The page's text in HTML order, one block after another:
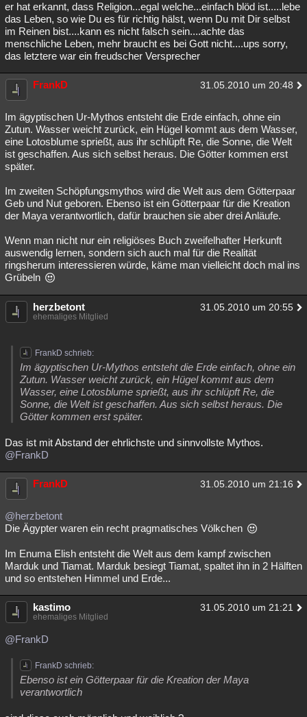
er hat erkannt, dass Religion...egal welche...einfach blöd ist.....lebe
das Leben, so wie Du es für richtig hälst, wenn Du mit Dir selbst
im Reinen bist....kann es nicht falsch sein....achte das
menschliche Leben, mehr braucht es bei Gott nicht....ups sorry,
das letztere war ein freudscher Versprecher
FrankD 31.05.2010 um 20:48
Im ägyptischen Ur-Mythos entsteht die Erde einfach, ohne ein
Zutun. Wasser weicht zurück, ein Hügel kommt aus dem Wasser,
eine Lotosblume sprießt, aus ihr schlüpft Re, die Sonne, die Welt
ist geschaffen. Aus sich selbst heraus. Die Götter kommen erst
später.
Im zweiten Schöpfungsmythos wird die Welt aus dem Götterpaar
Geb und Nut geboren. Ebenso ist ein Götterpaar für die Kreation
der Maya verantwortlich, dafür brauchen sie aber drei Anläufe.
Wenn man nicht nur ein religiöses Buch zweifelhafter Herkunft
auswendig lernen, sondern sich auch mal für die Realität
ringsherum interessieren würde, käme man vielleicht doch mal ins
Grübeln
herzbetont 31.05.2010 um 20:55
ehemaliges Mitglied
FrankD schrieb:
Im ägyptischen Ur-Mythos entsteht die Erde einfach, ohne ein
Zutun. Wasser weicht zurück, ein Hügel kommt aus dem
Wasser, eine Lotosblume sprießt, aus ihr schlüpft Re, die
Sonne, die Welt ist geschaffen. Aus sich selbst heraus. Die
Götter kommen erst später.
Das ist mit Abstand der ehrlichste und sinnvollste Mythos.
@FrankD
FrankD 31.05.2010 um 21:16
@herzbetont
Die Ägypter waren ein recht pragmatisches Völkchen
Im Enuma Elish entsteht die Welt aus dem kampf zwischen
Marduk und Tiamat. Marduk besiegt Tiamat, spaltet ihn in 2 Hälften
und so entstehen Himmel und Erde...
kastimo 31.05.2010 um 21:21
ehemaliges Mitglied
@FrankD
FrankD schrieb:
Ebenso ist ein Götterpaar für die Kreation der Maya
verantwortlich